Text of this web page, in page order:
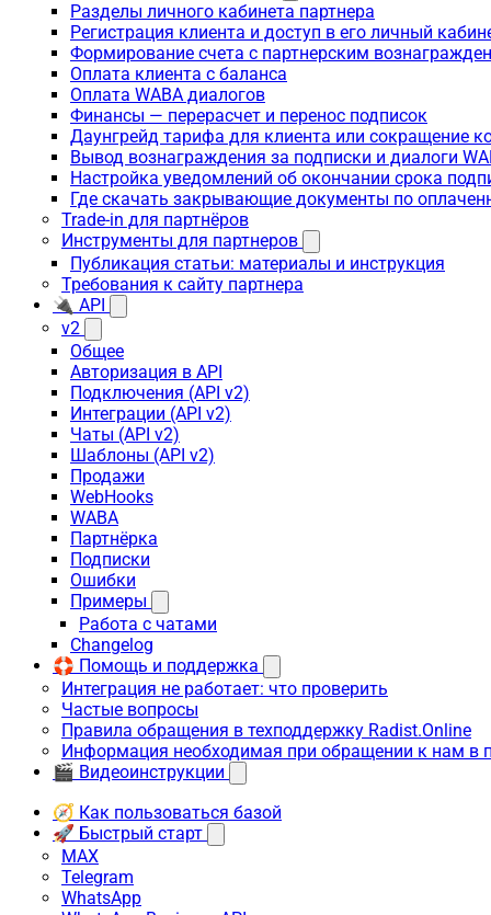
Разделы личного кабинета партнера
Регистрация клиента и доступ в его личный
Формирование счета с партнерским
Оплата клиента с баланса
Оплата WABA диалогов
Финансы — перерасчет и перенос подписок
Даунгрейд тарифа для клиента или сокращение
Вывод вознаграждения за подписки и диалоги
Настройка уведомлений об окончании срока
Где скачать закрывающие документы по
Trade-in для партнёров
Инструменты для партнеров
Публикация статьи: материалы и инструкция
Требования к сайту партнера
🔌 API
v2
Общее
Авторизация в API
Подключения (API v2)
Интеграции (API v2)
Чаты (API v2)
Шаблоны (API v2)
Продажи
WebHooks
WABA
Партнёрка
Подписки
Ошибки
Примеры
Работа с чатами
Changelog
🛟 Помощь и поддержка
Интеграция не работает: что проверить
Частые вопросы
Правила обращения в техподдержку Radist.Online
Информация необходимая при обращении к нам в
🎬 Видеоинструкции
🧭 Как пользоваться базой
🚀 Быстрый старт
MAX
Telegram
WhatsApp